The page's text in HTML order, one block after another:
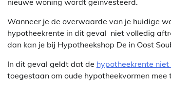
nieuwe woning wordt geïnvesteerd.
Wanneer je de overwaarde van je huidige
hypotheekrente in dit geval niet volledig
dan kan je bij Hypotheekshop De in Oost
In dit geval geldt dat de hypotheekrente
toegestaan om oude hypotheekvormen